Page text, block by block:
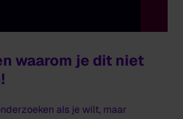
waarom je dit niet
als je wilt, maar